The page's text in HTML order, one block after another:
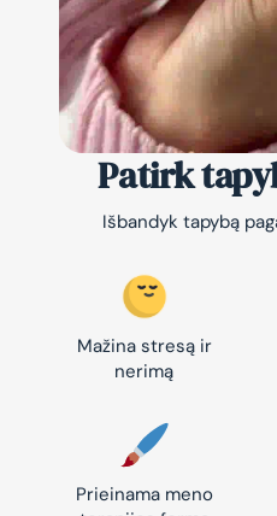
Patirk
Išbandyk tapybą
Mažina stresą ir
nerimą
Prieinama meno